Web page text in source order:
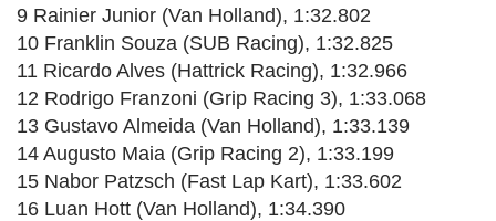
9 Rainier Junior (Van Holland), 1:32.802
10 Franklin Souza (SUB Racing), 1:32.825
11 Ricardo Alves (Hattrick Racing), 1:32.966
12 Rodrigo Franzoni (Grip Racing 3), 1:33.068
13 Gustavo Almeida (Van Holland), 1:33.139
14 Augusto Maia (Grip Racing 2), 1:33.199
15 Nabor Patzsch (Fast Lap Kart), 1:33.602
16 Luan Hott (Van Holland), 1:34.390